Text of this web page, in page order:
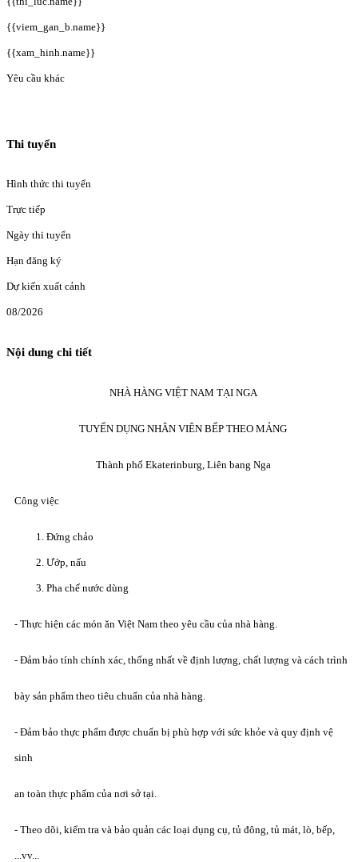
{{viem_gan_b.name}}
{{xam_hinh.name}}
Yêu cầu khác
Thi tuyển
Hình thức thi tuyển
Trực tiếp
Ngày thi tuyển
Hạn đăng ký
Dự kiến xuất cảnh
08/2026
Nội dung chi tiết
NHÀ HÀNG VIỆT NAM TẠI NGA
TUYỂN DỤNG NHÂN VIÊN BẾP THEO MẢNG
Thành phố Ekaterinburg, Liên bang Nga
Công việc
Đứng chảo
Ướp, nấu
Pha chế nước dùng
- Thực hiện các món ăn Việt Nam theo yêu cầu của nhà hàng.
- Đảm bảo tính chính xác, thống nhất về định lượng, chất lượng và cách trình
bày sản phẩm theo tiêu chuẩn của nhà hàng.
- Đảm bảo thực phẩm được chuẩn bị phù hợp với sức khỏe và quy định vệ
sinh
an toàn thực phẩm của nơi sở tại.
- Theo dõi, kiểm tra và bảo quản các loại dụng cụ, tủ đông, tủ mát, lò, bếp,
...vv...